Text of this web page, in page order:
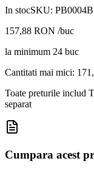
In stocSKU:
157,88 RON /buc
la minimum 24 buc
Cantitati mai mici:
Toate preturile includ
separat
Cumpara acest